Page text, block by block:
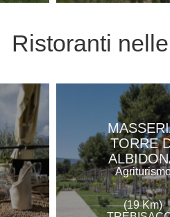
Ristoranti
TORRE
(19 Km)